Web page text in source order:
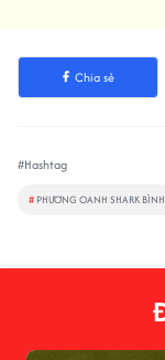
Chia sẻ
#Hashtag
# PHƯƠNG OANH SHARK BÌNH